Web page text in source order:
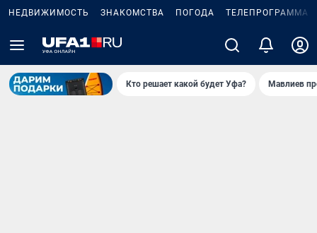
НЕДВИЖИМОСТЬ ЗНАКОМСТВА ПОГОДА ТЕЛЕПРОГРАММА
Кто решает какой будет Уфа? Мавлиев